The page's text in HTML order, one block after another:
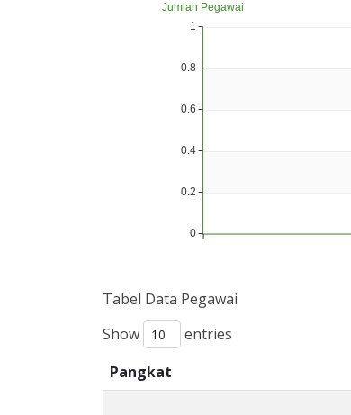
Tabel Data Pegawai
Show
entries
Pangkat